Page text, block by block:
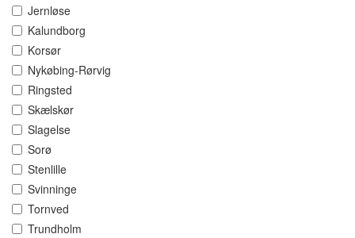
Jernløse
Kalundborg
Korsør
Nykøbing-Rørvig
Ringsted
Skælskør
Slagelse
Sorø
Stenlille
Svinninge
Tornved
Trundholm